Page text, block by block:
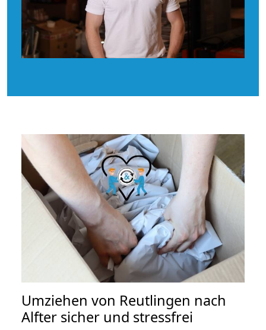
Umziehen von Reutlingen nach
Alfter sicher und stressfrei